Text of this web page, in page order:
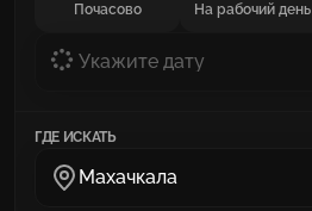
Почасово На рабочий день
Укажите дату
ГДЕ ИСКАТЬ
Махачкала